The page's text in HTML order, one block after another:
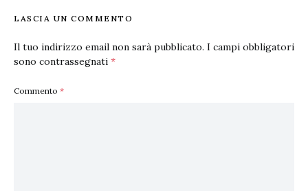
LASCIA UN COMMENTO
Il tuo indirizzo email non sarà pubblicato. I campi obbligatori
sono contrassegnati *
Commento *